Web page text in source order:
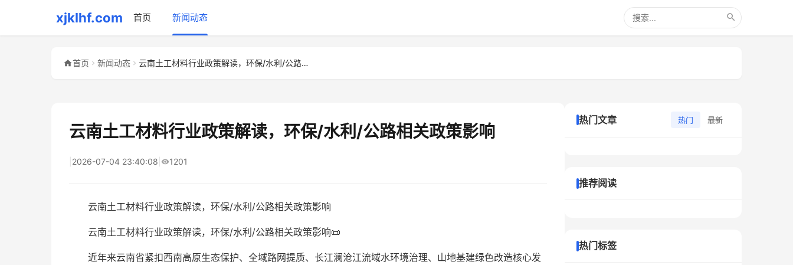
xjklhf.com 首页 新闻动态
首页 新闻动态 云南土工材料行业政策解读，环保/水利/公路相关政策影响
云南土工材料行业政策解读，环保/水利/公路相关政策影响
2026-07-04 23:40:08 1201
云南土工材料行业政策解读，环保/水利/公路相关政策影响
云南土工材料行业政策解读，环保/水利/公路相关政策影响📜
近年来云南省紧扣西南高原生态保护、全域路网提质、长江澜沧江流域水环境治理、山地基建绿色改造核心发
热门文章 热门 最新
推荐阅读
热门标签